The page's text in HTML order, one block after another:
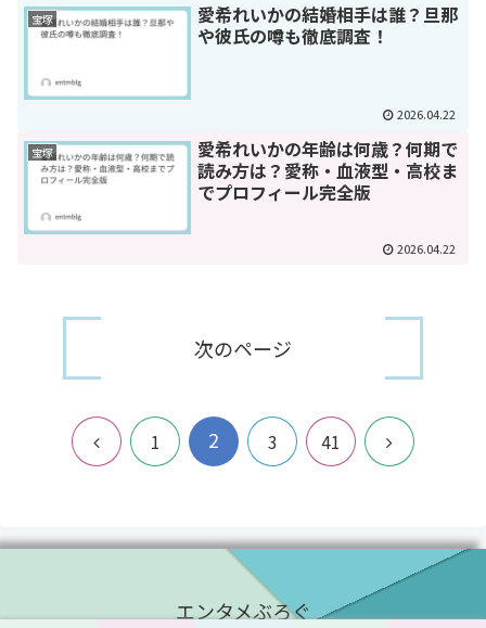
宝塚
愛希れいかの結婚相手は誰？旦那
や彼氏の噂も徹底調査！
2026.04.22
宝塚
愛希れいかの年齢は何歳？何期で
読み方は？愛称・血液型・高校ま
でプロフィール完全版
2026.04.22
次のページ
前
1 2 3 41
次
エンタメぶろぐ